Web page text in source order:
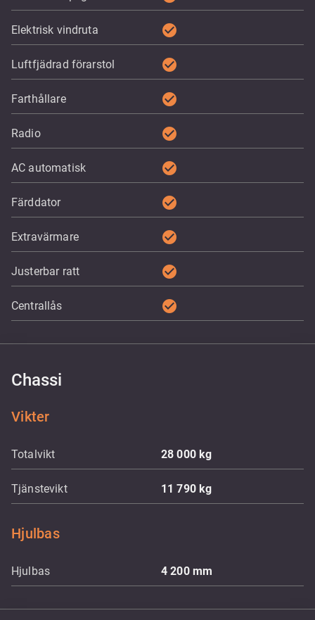
Elektrisk vindruta check_circle
Luftfjädrad förarstol check_circle
Farthållare check_circle
Radio check_circle
AC automatisk check_circle
Färddator check_circle
Extravärmare check_circle
Justerbar ratt check_circle
Centrallås check_circle
Chassi
Vikter
Totalvikt 28 000kg
Tjänstevikt 11 790kg
Hjulbas
Hjulbas 4 200 mm